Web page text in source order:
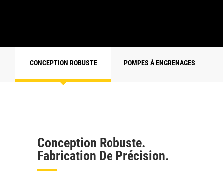
CONCEPTION ROBUSTE POMPES À ENGRENAGES
Conception Robuste.
Fabrication De Précision.